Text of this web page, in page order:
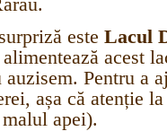
este Lacul
acest
auzisem. Pentru a
așa că atenție
apei).